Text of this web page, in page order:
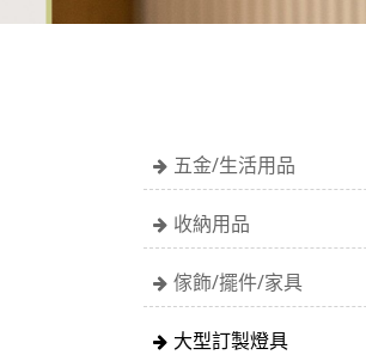
五金/生活用品
收納用品
傢飾/擺件/家具
大型訂製燈具